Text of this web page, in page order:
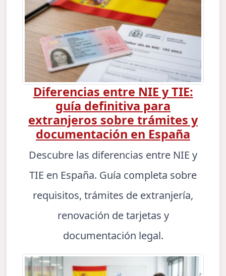
Diferencias entre NIE y TIE:
guía definitiva para
extranjeros sobre trámites y
documentación en España
Descubre las diferencias entre NIE y
TIE en España. Guía completa sobre
requisitos, trámites de extranjería,
renovación de tarjetas y
documentación legal.